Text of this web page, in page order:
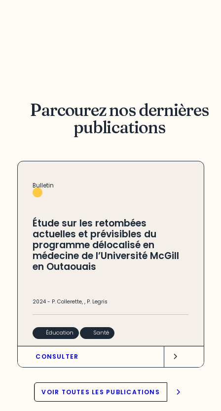
Parcourez nos dernières
publications
Bulletin
Étude sur les retombées
actuelles et prévisibles du
programme délocalisé en
médecine de l’Université McGill
en Outaouais
2024- P. Collerette,, P. Legris
Éducation Santé
CONSULTER
VOIR TOUTES LES PUBLICATIONS